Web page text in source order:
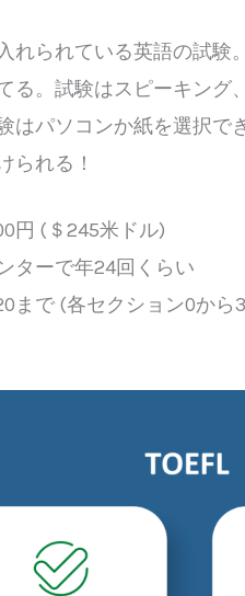
れられている英語の試験
る。試験はスピーキング
はパソコンか紙を選択で
られる！
円 (＄245米ドル)
ターで年24回くらい
まで (各セクション0から